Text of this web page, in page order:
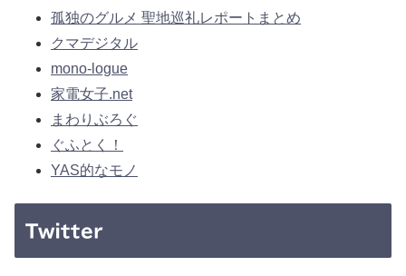
孤独のグルメ 聖地巡礼レポートまとめ
クマデジタル
mono-logue
家電女子.net
まわりぶろぐ
ぐふとく！
YAS的なモノ
Twitter